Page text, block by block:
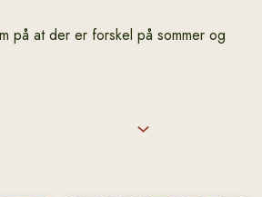
på at der er forskel på sommer og